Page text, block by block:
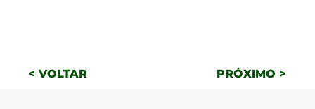
< VOLTAR PRÓXIMO >